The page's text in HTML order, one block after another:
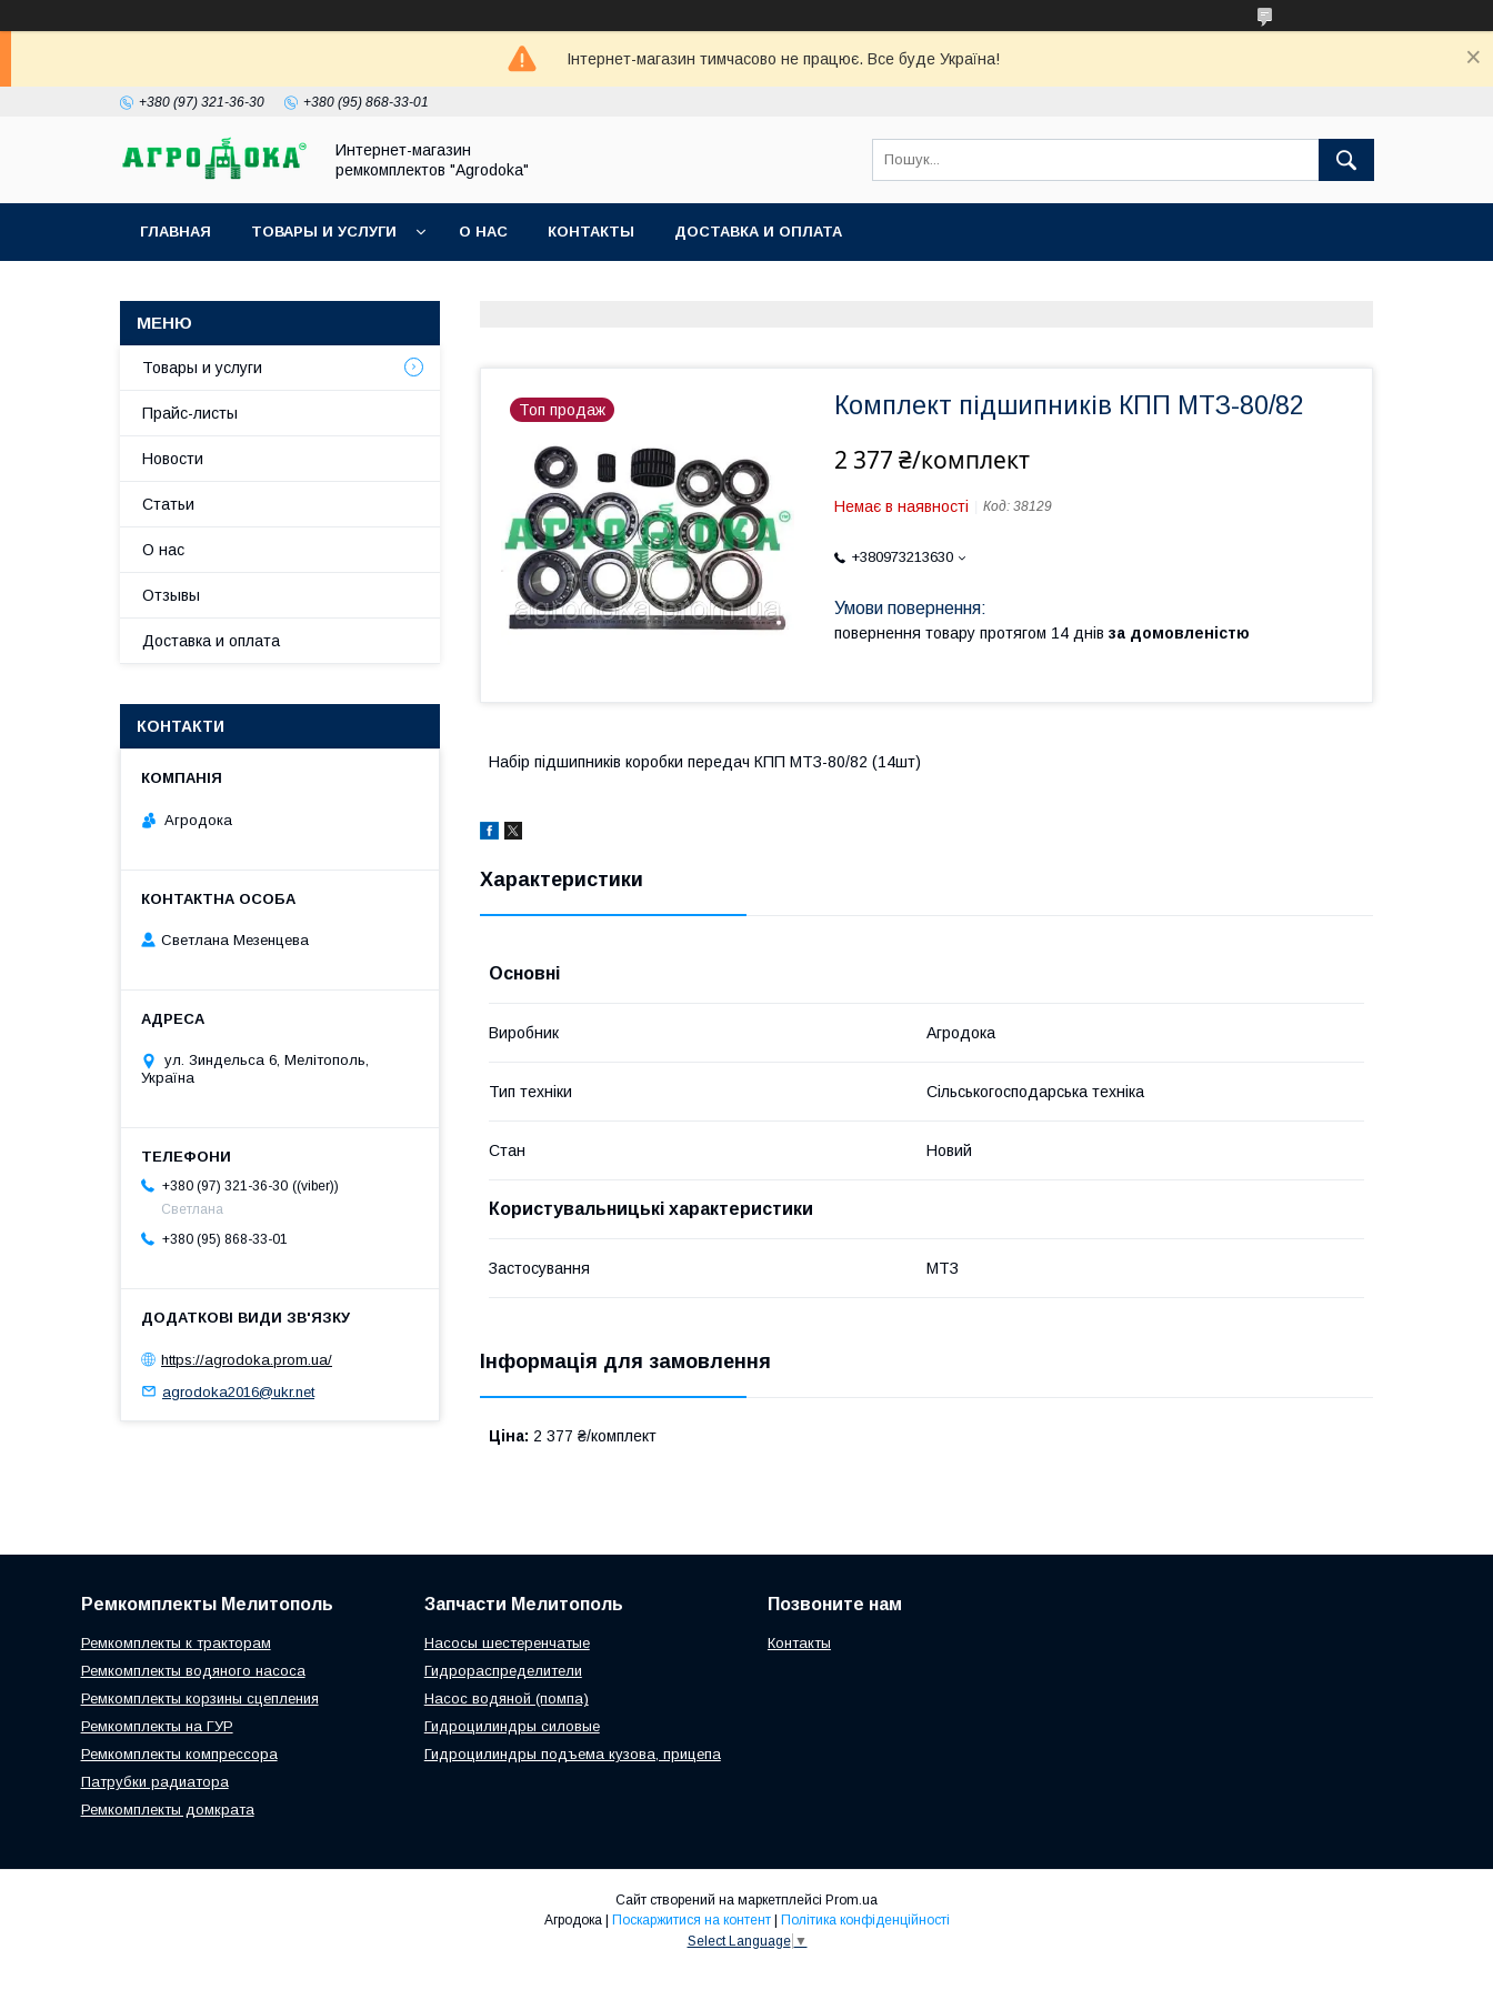
Інтернет-магазин тимчасово не працює. Все буде Україна!
+380 (97) 321-36-30 +380 (95) 868-33-01
Интернет-магазин
ремкомплектов "Agrodoka"
ГЛАВНАЯ ТОВАРЫ И УСЛУГИ О НАС КОНТАКТЫ ДОСТАВКА И ОПЛАТА
Топ продаж Комплект підшипників КПП МТЗ-80/82
2 377 ₴/комплект
Немає в наявності Код: 38129
+380973213630
повернення товару протягом 14 днів за домовленістю
Набір підшипників коробки передач КПП МТЗ-80/82 (14шт)
Характеристики
Основні
Виробник Агродока
Тип техніки Сільськогосподарська техніка
Стан Новий
Користувальницькі характеристики
Застосування МТЗ
Інформація для замовлення
Ціна: 2 377 ₴/комплект
Товары и услуги
Прайс-листы
Новости
Статьи
О нас
Отзывы
Доставка и оплата
КОНТАКТИ
Агродока
Светлана Мезенцева
ул. Зиндельса 6, Мелітополь,
Україна
+380 (97) 321-36-30
(viber)
Светлана
+380 (95) 868-33-01
https://agrodoka.prom.ua/
agrodoka2016@ukr.net
Ремкомплекты Мелитополь
Ремкомплекты к тракторам
Ремкомплекты водяного насоса
Ремкомплекты корзины сцепления
Ремкомплекты на ГУР
Ремкомплекты компрессора
Патрубки радиатора
Ремкомплекты домкрата
Запчасти Мелитополь
Насосы шестеренчатые
Гидрораспределители
Насос водяной (помпа)
Гидроцилиндры силовые
Гидроцилиндры подъема кузова, прицепа
Позвоните нам
Контакты
Сайт створений на маркетплейсі Prom.ua
Поскаржитися на контент
Політика конфіденційності
Select Language ▼